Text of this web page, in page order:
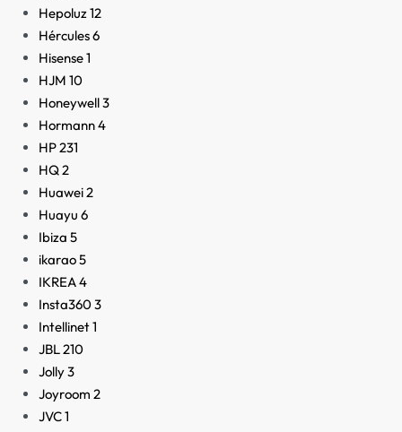
Hepoluz12
Hércules6
Hisense1
HJM 10
Honeywell3
Hormann4
HP231
HQ2
Huawei2
Huayu 6
Ibiza 5
ikarao5
IKREA4
Insta3603
Intellinet1
JBL210
Jolly3
Joyroom 2
JVC1